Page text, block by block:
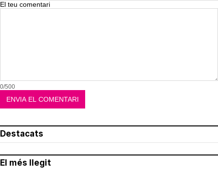
El teu comentari
0/500
Destacats
El més llegit